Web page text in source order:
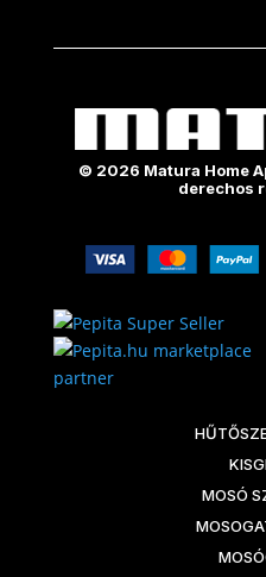
© 2026 Matura Home
derechos
marketplace
partner
MOSÓ